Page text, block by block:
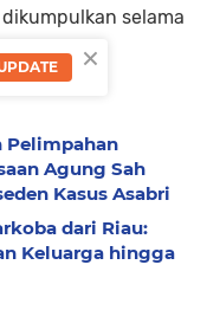
selama
Pelimpahan
Agung Sah
Kasus Asabri
dari Riau:
Keluarga hingga
×